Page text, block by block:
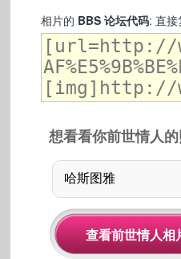
相片的 BBS 论坛代码: 直接
想看看你前世情人